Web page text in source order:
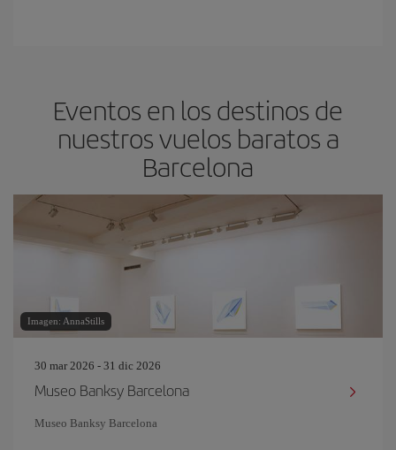
Eventos en los destinos de
nuestros vuelos baratos a
Barcelona
Imagen: AnnaStills
30 mar 2026 - 31 dic 2026
Museo Banksy Barcelona
Museo Banksy Barcelona